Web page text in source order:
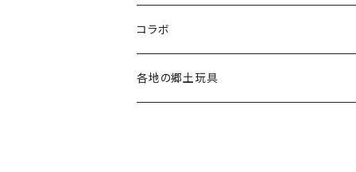
コラボ
遠州綿紬ハンカチ
注染そめ手ぬぐい
コラボ
＜遠州綿紬＞ハンカチ
各地の郷土玩具